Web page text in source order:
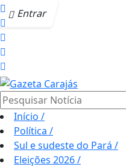
Entrar
Pesquisar Notícia
Início /
Política /
Sul e sudeste do Pará /
Eleições 2026/